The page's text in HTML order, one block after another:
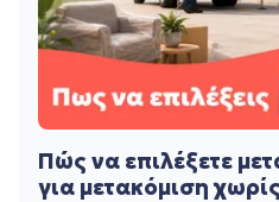
Πώς να επιλέξετε
για μετακόμιση